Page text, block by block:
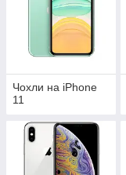
Чохли на iPhone
11